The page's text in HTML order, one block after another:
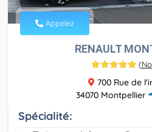
Appelez
RENAULT
(
700 Rue de
34070 Montpellier
Spécialité: